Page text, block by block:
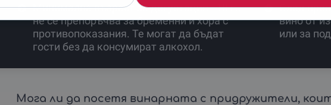
Минимална възраст за дегустация - 18 г.,
не се препоръчва за бременни и хора с
противопоказания. Те могат да бъдат
гости без да консумират алкохол.
След
вино от
или за
Мога ли да посетя винарната с придружители,